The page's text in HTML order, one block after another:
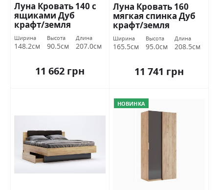
Луна Кровать 140 с
ящиками Дуб
крафт/земля
Миромарк
Ширина
148.2см
Высота
90.5см
Длина
207.0см
11 662 грн
Луна Кровать 160
мягкая спинка Дуб
крафт/земля
Миромарк
Ширина
165.5см
Высота
95.0см
Длина
208.5см
11 741 грн
НОВИНКА